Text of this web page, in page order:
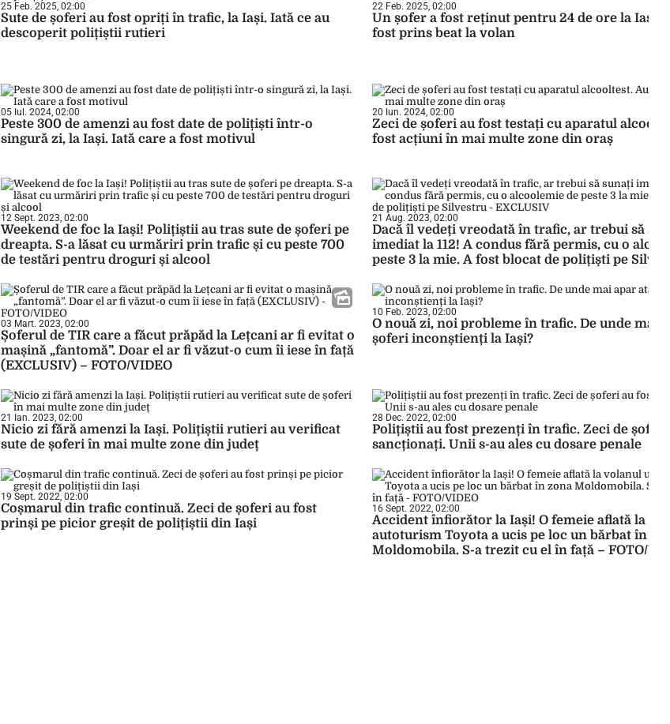
25 Feb. 2025, 02:00
Sute de șoferi au fost opriți în trafic, la Iași. Iată ce au
descoperit polițiștii rutieri
22 Feb. 2025, 02:00
Un șofer a fost reținut pentru 24 de ore la Iași,
fost prins beat la volan
05 Iul. 2024, 02:00
Peste 300 de amenzi au fost date de polițiști într-o
singură zi, la Iași. Iată care a fost motivul
20 Iun. 2024, 02:00
Zeci de șoferi au fost testați cu aparatul
fost acțiuni în mai multe zone din oraș
12 Sept. 2023, 02:00
Weekend de foc la Iași! Polițiștii au tras sute de șoferi pe
dreapta. S-a lăsat cu urmăriri prin trafic și cu peste 700
de testări pentru droguri și alcool
21 Aug. 2023, 02:00
Dacă îl vedeți vreodată în trafic, ar trebui să
imediat la 112! A condus fără permis, cu o
peste 3 la mie. A fost blocat de polițiști pe
03 Mart. 2023, 02:00
Șoferul de TIR care a făcut prăpăd la Lețcani ar fi evitat o
mașină „fantomă”. Doar el ar fi văzut-o cum îi iese în față
(EXCLUSIV) – FOTO/VIDEO
10 Feb. 2023, 02:00
O nouă zi, noi probleme în trafic. De unde mai
șoferi inconștienți la Iași?
21 Ian. 2023, 02:00
Nicio zi fără amenzi la Iași. Polițiștii rutieri au verificat
sute de șoferi în mai multe zone din județ
28 Dec. 2022, 02:00
Polițiștii au fost prezenți în trafic. Zeci de șoferi
sancționați. Unii s-au ales cu dosare penale
19 Sept. 2022, 02:00
Coșmarul din trafic continuă. Zeci de șoferi au fost
prinși pe picior greșit de polițiștii din Iași
16 Sept. 2022, 02:00
Accident înfiorător la Iași! O femeie aflată la
autoturism Toyota a ucis pe loc un bărbat în
Moldomobila. S-a trezit cu el în față – FOTO/